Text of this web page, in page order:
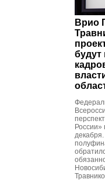
Врио
России»
декабря.